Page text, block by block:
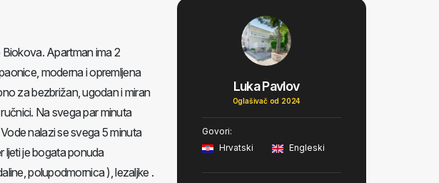
Apartman ima 2
moderna i opremljena
za bezbrižan, ugodan i miran
Na svega par minuta
nalazi se svega 5 minuta
ljeti je bogata ponuda
polupodmornica ), lezaljke .
Luka Pavlov
Oglašivač od 2024
Govori:
Hrvatski
Engleski